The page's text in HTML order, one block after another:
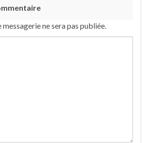
ne sera pas publiée.